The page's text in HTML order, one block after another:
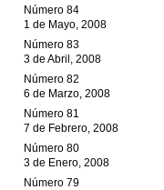
Número 84
1 de Mayo, 2008
Número 83
3 de Abril, 2008
Número 82
6 de Marzo, 2008
Número 81
7 de Febrero, 2008
Número 80
3 de Enero, 2008
Número 79